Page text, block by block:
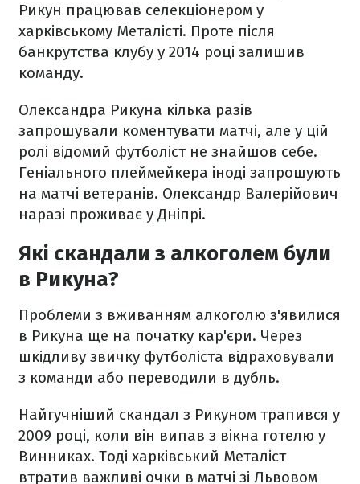
Рикун працював селекціонером у
харківському Металісті. Проте після
банкрутства клубу у 2014 році залишив
команду.
Олександра Рикуна кілька разів
запрошували коментувати матчі, але у цій
ролі відомий футболіст не знайшов себе.
Геніального плеймейкера іноді запрошують
на матчі ветеранів. Олександр Валерійович
наразі проживає у Дніпрі.
Які скандали з алкоголем були
в Рикуна?
Проблеми з вживанням алкоголю з'явилися
в Рикуна ще на початку кар'єри. Через
шкідливу звичку футболіста відраховували
з команди або переводили в дубль.
Найгучніший скандал з Рикуном трапився у
2009 році, коли він випав з вікна готелю у
Винниках. Тоді харківський Металіст
втратив важливі очки в матчі зі Львовом